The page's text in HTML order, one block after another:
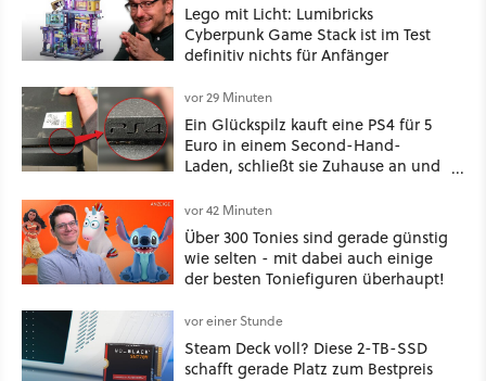
Lego mit Licht: Lumibricks
Cyberpunk Game Stack ist im Test
definitiv nichts für Anfänger
vor 29 Minuten
Ein Glückspilz kauft eine PS4 für 5
Euro in einem Second-Hand-
Laden, schließt sie Zuhause an und
funktionierende PlayStation [Best of
GameStar]
vor 42 Minuten
Über 300 Tonies sind gerade günstig
wie selten - mit dabei auch einige
der besten Toniefiguren überhaupt!
vor einer Stunde
Steam Deck voll? Diese 2-TB-SSD
schafft gerade Platz zum Bestpreis